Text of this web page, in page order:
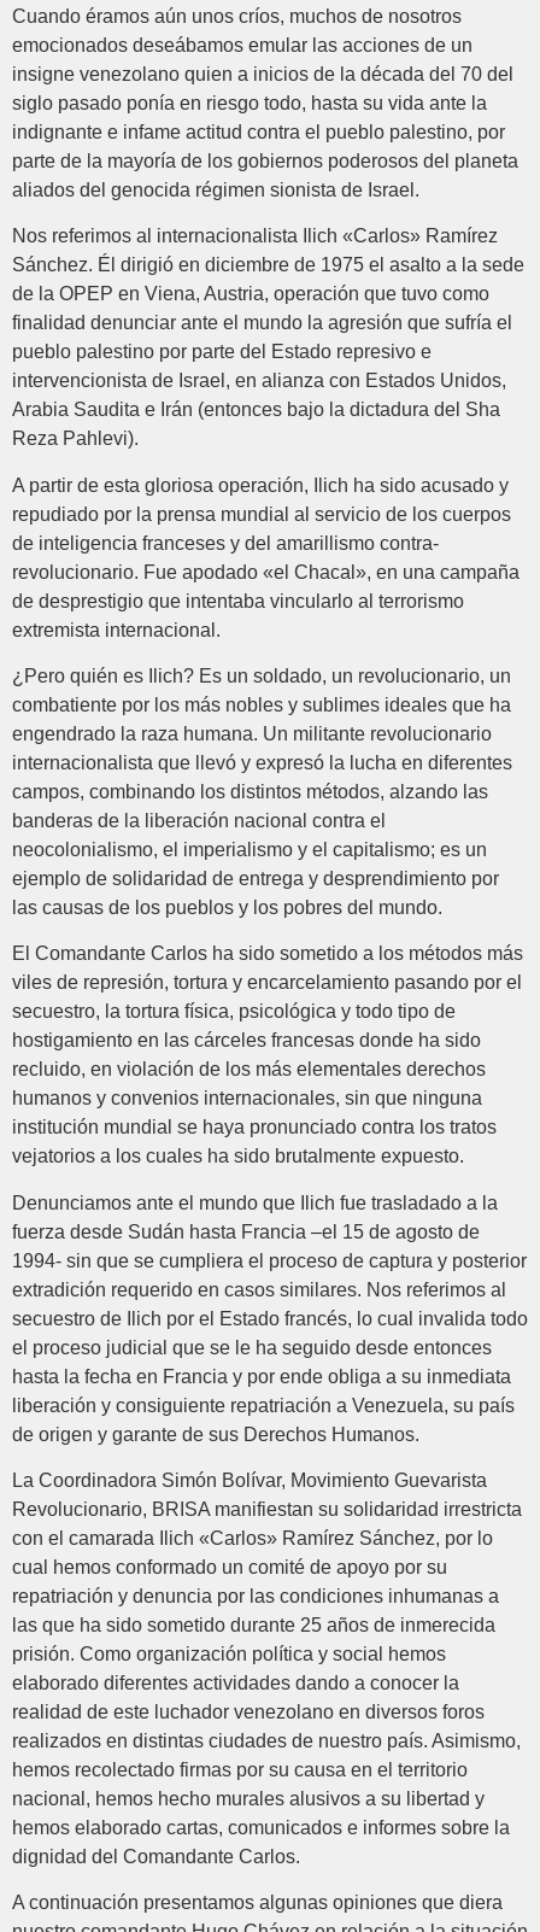
Cuando éramos aún unos críos, muchos de nosotros
emocionados deseábamos emular las acciones de un
insigne venezolano quien a inicios de la década del 70 del
siglo pasado ponía en riesgo todo, hasta su vida ante la
indignante e infame actitud contra el pueblo palestino, por
parte de la mayoría de los gobiernos poderosos del planeta
aliados del genocida régimen sionista de Israel.
Nos referimos al internacionalista Ilich «Carlos» Ramírez
Sánchez. Él dirigió en diciembre de 1975 el asalto a la sede
de la OPEP en Viena, Austria, operación que tuvo como
finalidad denunciar ante el mundo la agresión que sufría el
pueblo palestino por parte del Estado represivo e
intervencionista de Israel, en alianza con Estados Unidos,
Arabia Saudita e Irán (entonces bajo la dictadura del Sha
Reza Pahlevi).
A partir de esta gloriosa operación, Ilich ha sido acusado y
repudiado por la prensa mundial al servicio de los cuerpos
de inteligencia franceses y del amarillismo contra-
revolucionario. Fue apodado «el Chacal», en una campaña
de desprestigio que intentaba vincularlo al terrorismo
extremista internacional.
¿Pero quién es Ilich? Es un soldado, un revolucionario, un
combatiente por los más nobles y sublimes ideales que ha
engendrado la raza humana. Un militante revolucionario
internacionalista que llevó y expresó la lucha en diferentes
campos, combinando los distintos métodos, alzando las
banderas de la liberación nacional contra el
neocolonialismo, el imperialismo y el capitalismo; es un
ejemplo de solidaridad de entrega y desprendimiento por
las causas de los pueblos y los pobres del mundo.
El Comandante Carlos ha sido sometido a los métodos más
viles de represión, tortura y encarcelamiento pasando por el
secuestro, la tortura física, psicológica y todo tipo de
hostigamiento en las cárceles francesas donde ha sido
recluido, en violación de los más elementales derechos
humanos y convenios internacionales, sin que ninguna
institución mundial se haya pronunciado contra los tratos
vejatorios a los cuales ha sido brutalmente expuesto.
Denunciamos ante el mundo que Ilich fue trasladado a la
fuerza desde Sudán hasta Francia –el 15 de agosto de
1994- sin que se cumpliera el proceso de captura y posterior
extradición requerido en casos similares. Nos referimos al
secuestro de Ilich por el Estado francés, lo cual invalida todo
el proceso judicial que se le ha seguido desde entonces
hasta la fecha en Francia y por ende obliga a su inmediata
liberación y consiguiente repatriación a Venezuela, su país
de origen y garante de sus Derechos Humanos.
La Coordinadora Simón Bolívar, Movimiento Guevarista
Revolucionario, BRISA manifiestan su solidaridad irrestricta
con el camarada Ilich «Carlos» Ramírez Sánchez, por lo
cual hemos conformado un comité de apoyo por su
repatriación y denuncia por las condiciones inhumanas a
las que ha sido sometido durante 25 años de inmerecida
prisión. Como organización política y social hemos
elaborado diferentes actividades dando a conocer la
realidad de este luchador venezolano en diversos foros
realizados en distintas ciudades de nuestro país. Asimismo,
hemos recolectado firmas por su causa en el territorio
nacional, hemos hecho murales alusivos a su libertad y
hemos elaborado cartas, comunicados e informes sobre la
dignidad del Comandante Carlos.
A continuación presentamos algunas opiniones que diera